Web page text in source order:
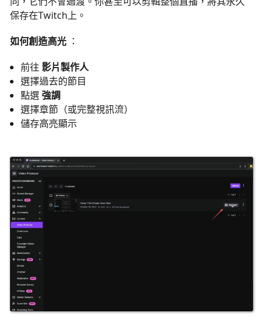
保存在Twitch上。
如何創造高光 ：
前往 影片製作人
選擇過去的節目
點選強調
選擇章節（或完整視訊流）
儲存高亮顯示